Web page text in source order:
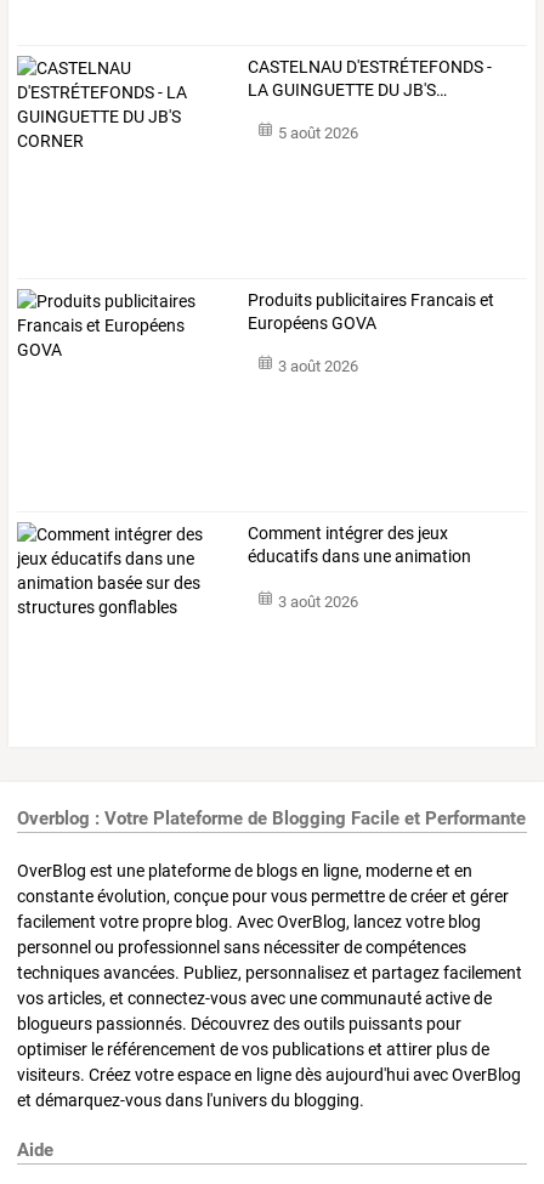
CASTELNAU D'ESTRÉTEFONDS-
LAGUINGUETTE DUJB'S…
5 août 2026
Produits publicitaires Francais et
Européens GOVA
3 août 2026
Comment intégrerdes jeux
éducatifsdans uneanimation
3 août 2026
Overblog : Votre Plateforme de Blogging Facile et Performante
OverBlog est une plateforme de blogs en ligne, moderne et en
constante évolution, conçue pour vous permettre de créer et gérer
facilement votre propre blog. Avec OverBlog, lancez votre blog
personnel ou professionnel sans nécessiter de compétences
techniques avancées. Publiez, personnalisez et partagez facilement
vos articles, et connectez-vous avec une communauté active de
blogueurs passionnés. Découvrez des outils puissants pour
optimiser le référencement de vos publications et attirer plus de
visiteurs. Créez votre espace en ligne dès aujourd'hui avec OverBlog
et démarquez-vous dans l'univers du blogging.
Aide